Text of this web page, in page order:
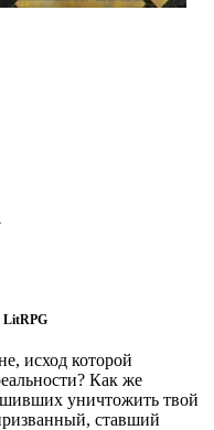
LitRPG
исход которой
Как же
уничтожить твой
ставший